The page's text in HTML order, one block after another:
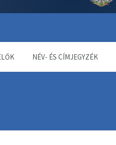
NÉV- ÉS CÍMJEGYZÉK